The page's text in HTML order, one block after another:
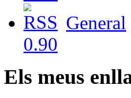
General
Els meus